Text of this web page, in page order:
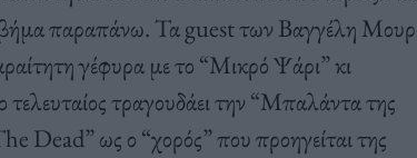
βήμα παραπάνω. Τα guest των Βαγγέλη
γέφυρα με το “Μικρό Ψάρι” κι
τελευταίος τραγουδάει την “Μπαλάντα της
Dead” ως ο “χορός” που προηγείται της